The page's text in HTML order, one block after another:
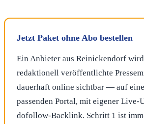
Jetzt Paket ohne Abo bestellen
Ein Anbieter aus Reinickendorf
redaktionell veröffentlichte
dauerhaft online sichtbar — auf
passenden Portal, mit eigener Live-
dofollow-Backlink. Schritt 1 ist